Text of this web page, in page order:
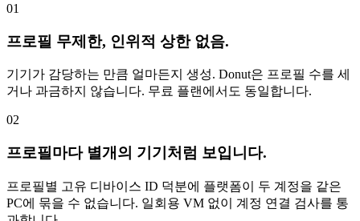
01
프로필 무제한, 인위적 상한 없음.
기기가 감당하는 만큼 얼마든지 생성. Donut은 프로필 수를 세
거나 과금하지 않습니다. 무료 플랜에서도 동일합니다.
02
프로필마다 별개의 기기처럼 보입니다.
프로필별 고유 디바이스 ID 덕분에 플랫폼이 두 계정을 같은
PC에 묶을 수 없습니다. 일회용 VM 없이 계정 연결 검사를 통